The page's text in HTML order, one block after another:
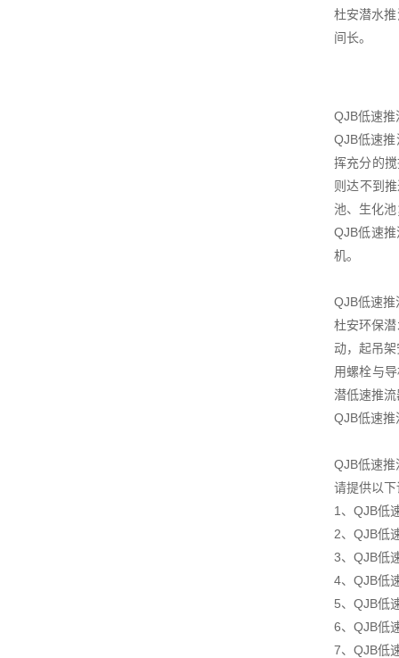
杜安潜水
间长。
QJB低速
QJB低速
挥充分的
则达不到
池、生化
QJB低速
机。
QJB低速
杜安环保
动，起吊
用螺栓与
潜低速推
QJB低速
QJB低速
请提供以
1、QJB低
2、QJB低
3、QJB低
4、QJB低
5、QJB低
6、QJB低
7、QJB低